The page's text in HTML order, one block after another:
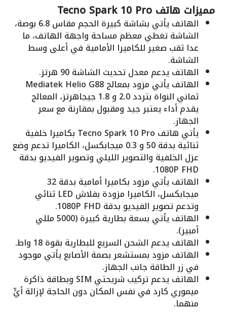
مميزات هاتف Tecno Spark 10 Pro
الهاتف يأتي بشاشة كبيرة الحجم مقاس 6.8 بوصة،
الشاشة تغطي معظم مساحة واجهة الهاتف، ما
عدا ثقب صغير للكاميرا الأمامية في أعلى وسط
الشاشة.
الهاتف يدعم معدل تحديث الشاشة 90 هرتز.
الهاتف يأتي مزود بمعالج Mediatek Helio G88
ثماني النواة بتردد 2.0 و 1.8 جيجاهرتز، المعالج
يقدم أداء يعتبر جيد ومقبول بمقارنة مع سعر
الجهاز.
يأتي هاتف Tecno Spark 10 Pro بكاميرا خلفية
ثنائية بدقة 50 و 0.3 ميجابكسل، الكاميرا تدعم وضع
عزل الخلفية والتصوير الليلي وتصوير الفيديو بدقة
1080P FHD.
الهاتف يأتي مزود بكاميرا أمامية بدقة 32
ميجابكسل، الكاميرا مزودة بفلاش LED ثنائي
وتدعم تصوير الفيديو بدقة 1080P FHD.
الهاتف يأتي بسعة بطارية كبيرة (5000 مللي
أمبير).
الهاتف يدعم الشحن السريع للبطارية بقوة 18 واط.
الهاتف مزود بمستشعر بصمة الأصابع يأتي موجود
في زر الطاقة جانب الجهاز.
الهاتف يدعم تركيب شريحتي SIM وبطاقة ذاكرة
ميموري كارد في نفس المكان دون الحاجة لإزالة أيٍّ
منهما.